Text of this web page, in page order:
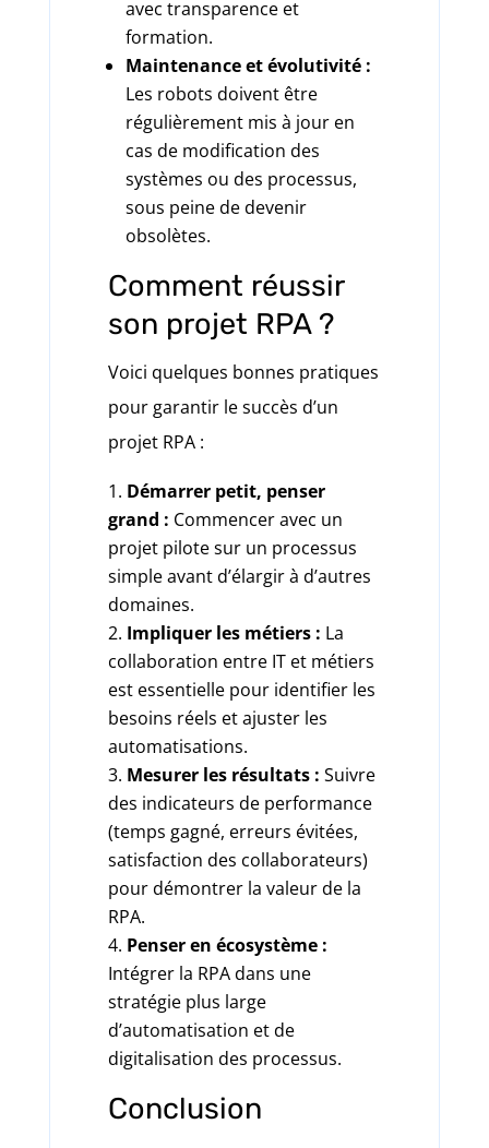
avec transparence et
formation.
Maintenance et évolutivité :
Les robots doivent être
régulièrement mis à jour en
cas de modification des
systèmes ou des processus,
sous peine de devenir
obsolètes.
Comment réussir
son projet RPA ?
Voici quelques bonnes pratiques
pour garantir le succès d’un
projet RPA :
Démarrer petit, penser
grand : Commencer avec un
projet pilote sur un processus
simple avant d’élargir à d’autres
domaines.
Impliquer les métiers : La
collaboration entre IT et métiers
est essentielle pour identifier les
besoins réels et ajuster les
automatisations.
Mesurer les résultats : Suivre
des indicateurs de performance
(temps gagné, erreurs évitées,
satisfaction des collaborateurs)
pour démontrer la valeur de la
RPA.
Penser en écosystème :
Intégrer la RPA dans une
stratégie plus large
d’automatisation et de
digitalisation des processus.
Conclusion